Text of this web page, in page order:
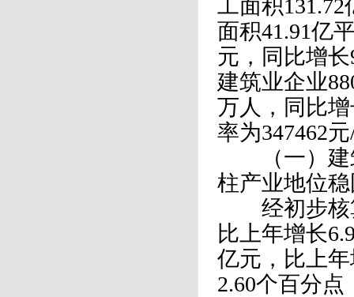
工面积
面积41.91亿
元，同比增
建筑业企业
万人，同比
率为347462
（一）建
柱产业地位
经初步核算
比上年增长
亿元，比上
2.60个百分点